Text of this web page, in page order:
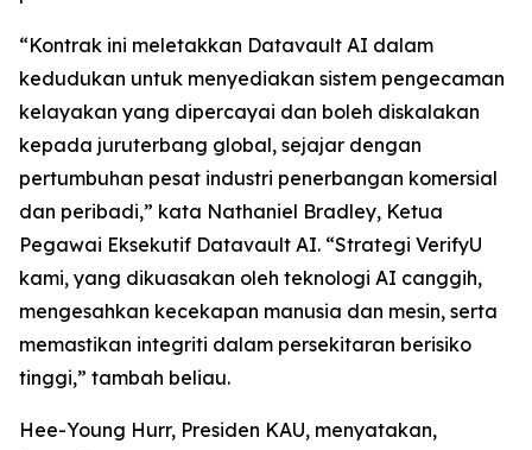
“Kontrak ini meletakkan Datavault AI dalam
kedudukan untuk menyediakan sistem pengecaman
kelayakan yang dipercayai dan boleh diskalakan
kepada juruterbang global, sejajar dengan
pertumbuhan pesat industri penerbangan komersial
dan peribadi,” kata Nathaniel Bradley, Ketua
Pegawai Eksekutif Datavault AI. “Strategi VerifyU
kami, yang dikuasakan oleh teknologi AI canggih,
mengesahkan kecekapan manusia dan mesin, serta
memastikan integriti dalam persekitaran berisiko
tinggi,” tambah beliau.
Hee-Young Hurr, Presiden KAU, menyatakan,